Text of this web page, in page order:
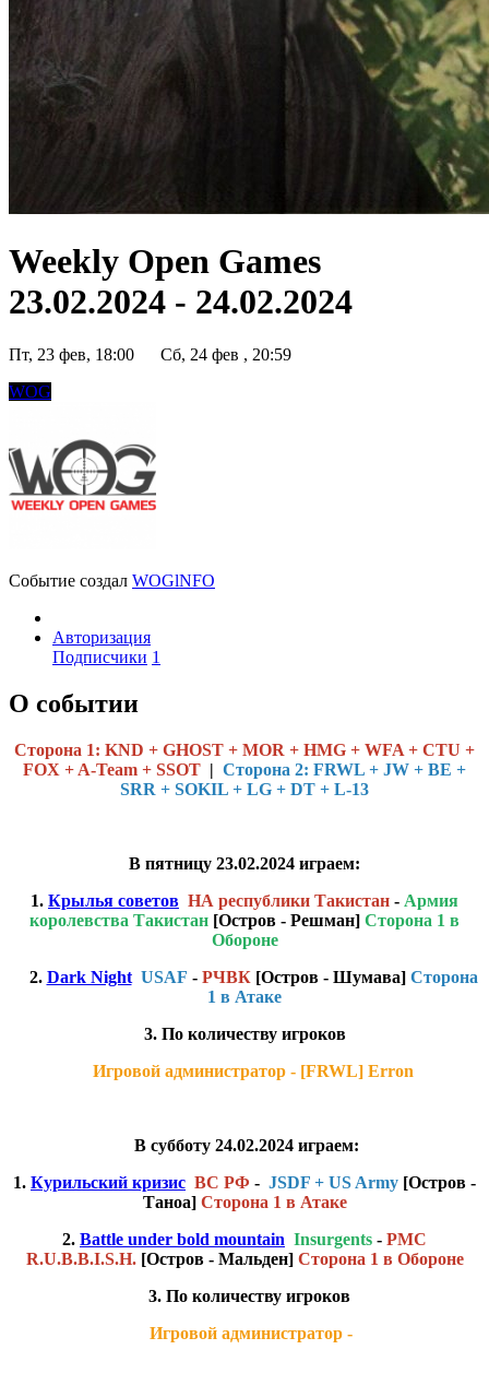
Weekly Open Games
23.02.2024 - 24.02.2024
Пт, 23 фев, 18:00
Сб, 24 фев , 20:59
WOG
Событие создал WOGlNFO
Авторизация
Подписчики 1
О событии
Cторона 1: KND + GHOST + MOR + HMG + WFA + CTU +
FOX + A-Team + SSOT | Сторона 2: FRWL + JW + BE +
SRR + SOKIL + LG + DT + L-13
В пятницу 23.02.2024 играем:
1. Крылья советов НА республики Такистан - Армия
коро левства Такистан [Остров - Решман] Сторона 1 в
Обороне
2. Dark Night USAF - РЧВК[Остров - Шумава] Сторона
1 в Атаке
3. По количеству игроков
Игровой администратор - [FRWL] Erron
В субботу 24.02.2024 играем:
1. Курильский кризис ВС РФ - JSDF + US Army [Остров -
Таноа] Сторона 1 в Атаке
2. Battle under bold mountain Insurgents - PMC
R.U.B.B.I.S.H.[Остров - Мальден] Сторона 1 в Обороне
3. По количеству игроков
Игровой администратор -